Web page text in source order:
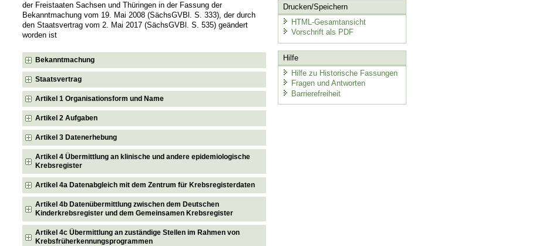
der Freistaaten Sachsen und Thüringen in der Fassung der
Bekanntmachung vom 19. Mai 2008 (SächsGVBl. S. 333), der durch
den Staatsvertrag vom 2. Mai 2017 (SächsGVBl. S. 535) geändert
worden ist
Bekanntmachung
Staatsvertrag
Artikel 1 Organisationsform und Name
Artikel 2 Aufgaben
Artikel 3 Datenerhebung
Artikel 4 Übermittlung an klinische und andere epidemiologische
Krebsregister
Artikel 4a Datenabgleich mit dem Zentrum für Krebsregisterdaten
Artikel 4b Datenübermittlung zwischen dem Deutschen
Kinderkrebsregister und dem Gemeinsamen Krebsregister
Artikel 4c Übermittlung an zuständige Stellen im Rahmen von
Krebsfrüherkennungsprogrammen
Drucken/Speichern
HTML-Gesamtansicht
Vorschrift als PDF
Hilfe
Hilfe zu Historische Fassungen
Fragen und Antworten
Barrierefreiheit